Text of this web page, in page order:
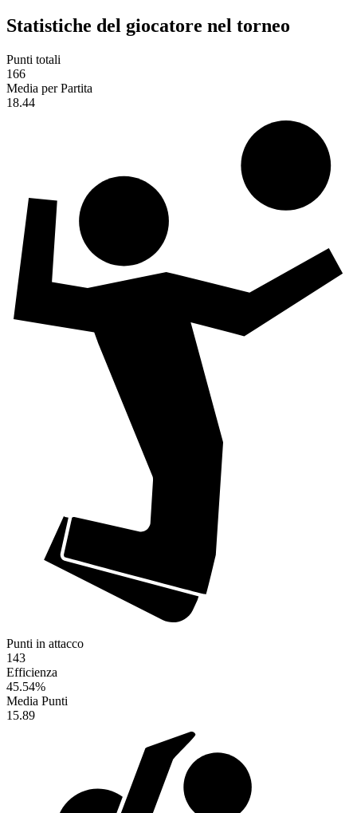
Statistiche del giocatore nel torneo
Punti totali
166
Media per Partita
18.44
Punti in attacco
143
Efficienza
45.54%
Media Punti
15.89